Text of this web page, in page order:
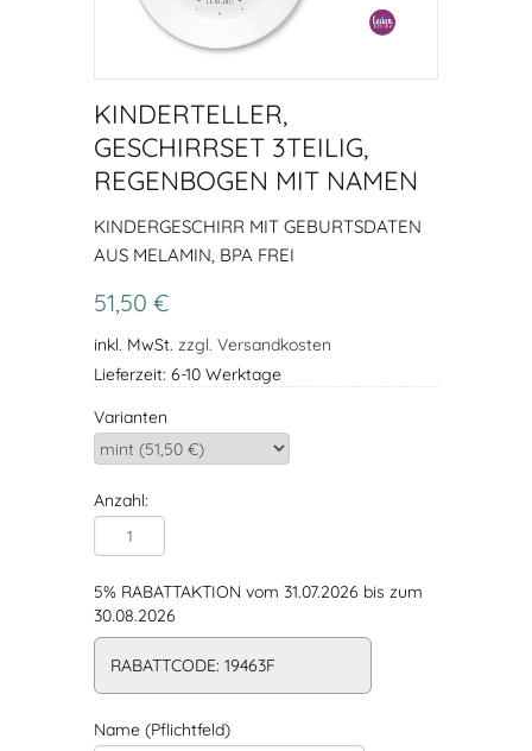
KINDERTELLER,
GESCHIRRSET 3TEILIG,
REGENBOGEN MIT NAMEN
KINDERGESCHIRR MIT GEBURTSDATEN
AUS MELAMIN, BPA FREI
51,50 €
inkl. MwSt. zzgl. Versandkosten
Lieferzeit: 6-10 Werktage
Varianten
Anzahl:
5% RABATTAKTION vom 31.07.2026 bis zum
30.08.2026
RABATTCODE: 19463F
Name (Pflichtfeld)